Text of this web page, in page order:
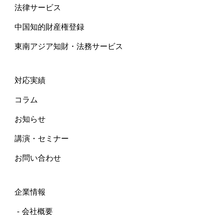
法律サービス
中国知的財産権登録
東南アジア知財・法務サービス
対応実績
コラム
お知らせ
講演・セミナー
お問い合わせ
企業情報
会社概要